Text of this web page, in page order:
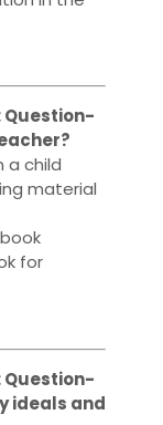
Question-
a child
material
for
Question-
ideals and